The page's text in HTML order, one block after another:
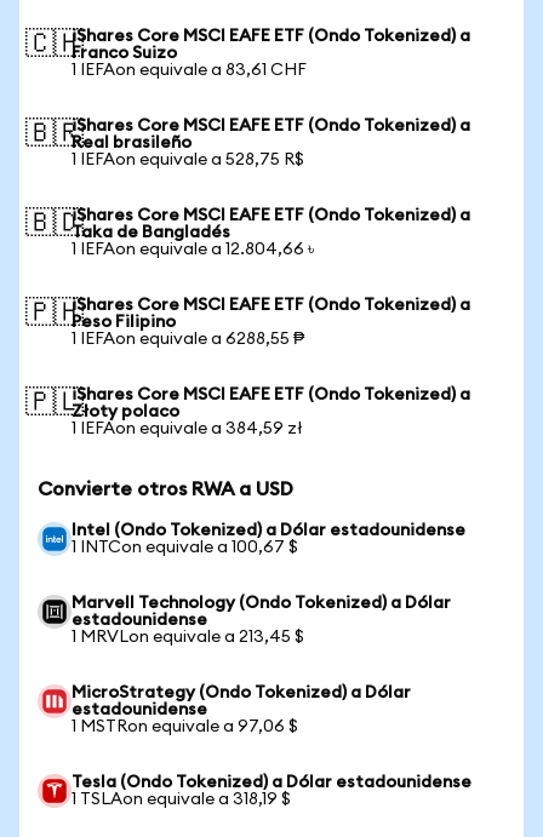
🇨🇭iShares Core MSCI EAFE ETF (Ondo Tokenized) a
Franco Suizo
1 IEFAon equivale a 83,61 CHF
🇧🇷iShares Core MSCI EAFE ETF (Ondo Tokenized) a
Real brasileño
1 IEFAon equivale a 528,75 R$
🇧🇩iShares Core MSCI EAFE ETF (Ondo Tokenized) a
Taka de Bangladés
1 IEFAon equivale a 12.804,66 ৳
🇵🇭iShares Core MSCI EAFE ETF (Ondo Tokenized) a
Peso Filipino
1 IEFAon equivale a 6288,55 ₱
🇵🇱iShares Core MSCI EAFE ETF (Ondo Tokenized) a
Złoty polaco
1 IEFAon equivale a 384,59 zł
Convierte otros RWA a USD
Intel (Ondo Tokenized) a Dólar estadounidense
1 INTCon equivale a 100,67 $
Marvell Technology (Ondo Tokenized) a Dólar
estadounidense
1 MRVLon equivale a 213,45 $
MicroStrategy (Ondo Tokenized) a Dólar
estadounidense
1 MSTRon equivale a 97,06 $
Tesla (Ondo Tokenized) a Dólar estadounidense
1 TSLAon equivale a 318,19 $